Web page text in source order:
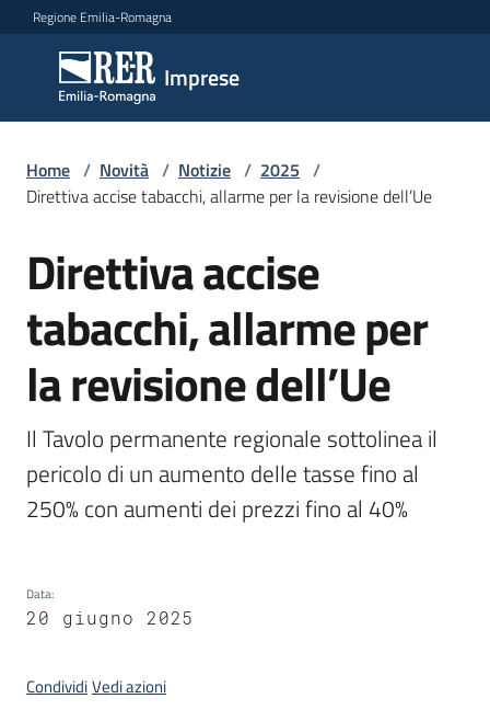
Vai al contenuto
Vai alla navigazione
Vai al footer
Regione Emilia-Romagna
Imprese
Imprese
Argomenti
Novità
Servizi
Leggi
Atti
Bandi
Progetti
Home / Novità / Notizie / 2025 /
Direttiva accise tabacchi, allarme per la revisione dell’Ue
Salta al contenuto
Direttiva accise
tabacchi, allarme per
la revisione dell’Ue
Il Tavolo permanente regionale sottolinea il
pericolo di un aumento delle tasse fino al
250% con aumenti dei prezzi fino al 40%
Data:
20 giugno 2025
CondividiVedi azioni